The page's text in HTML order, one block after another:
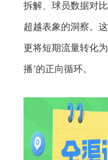
拆解、球员数据对
超越表象的洞察。
更将短期流量转化
播’的正向循环。